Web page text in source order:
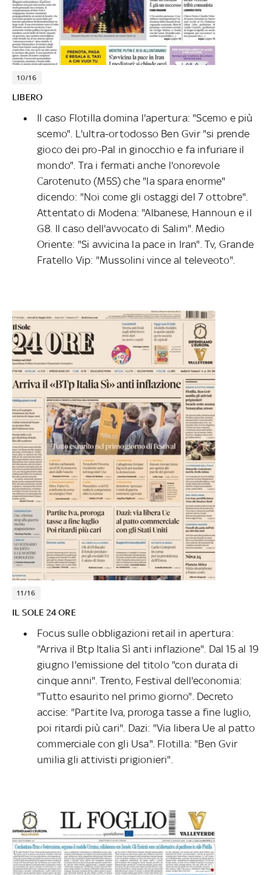
10/16
LIBERO
Il caso Flotilla domina l'apertura: "Scemo e più
scemo". L'ultra-ortodosso Ben Gvir "si prende
gioco dei pro-Pal in ginocchio e fa infuriare il
mondo". Tra i fermati anche l'onorevole
Carotenuto (M5S) che "la spara enorme"
dicendo: "Noi come gli ostaggi del 7 ottobre".
Attentato di Modena: "Albanese, Hannoun e il
G8. Il caso dell'avvocato di Salim". Medio
Oriente: "Si avvicina la pace in Iran". Tv, Grande
Fratello Vip: "Mussolini vince al televeoto".
11/16
IL SOLE 24 ORE
Focus sulle obbligazioni retail in apertura:
"Arriva il Btp Italia Sì anti inflazione". Dal 15 al 19
giugno l'emissione del titolo "con durata di
cinque anni". Trento, Festival dell'economia:
"Tutto esaurito nel primo giorno". Decreto
accise: "Partite Iva, proroga tasse a fine luglio,
poi ritardi più cari". Dazi: "Via libera Ue al patto
commerciale con gli Usa". Flotilla: "Ben Gvir
umilia gli attivisti prigionieri".